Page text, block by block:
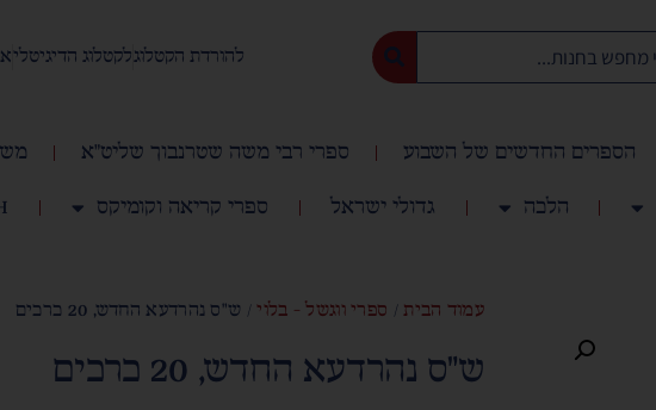
להורדת הקטלוג לקטלוג הדיגיטלי
הספרים החדשים של השבוע ספרי רבי משה שטרנבוך שליט"א
הלכה גדולי ישראל ספרי קריאה וקומיקס
עמוד הבית/ ספרי ווגשל - בלוי / ש"ס נהרדעא החדש, 20 כרכים
ש"ס נהרדעא החדש, 20 כרכים